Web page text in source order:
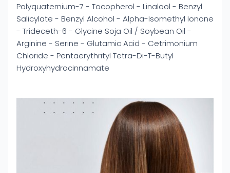
Polyquaternium-7 - Tocopherol - Linalool - Benzyl
Salicylate - Benzyl Alcohol - Alpha-Isomethyl Ionone
- Trideceth-6 - Glycine Soja Oil / Soybean Oil -
Arginine - Serine - Glutamic Acid - Cetrimonium
Chloride - Pentaerythrityl Tetra-Di-T-Butyl
Hydroxyhydrocinnamate